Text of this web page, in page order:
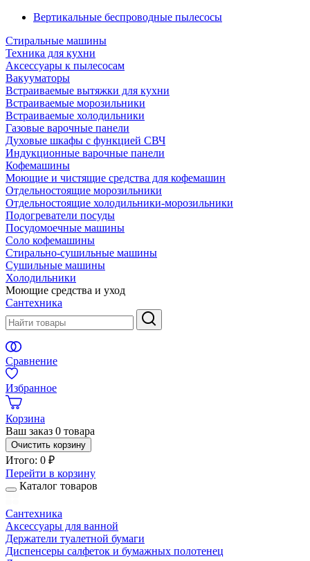
Вертикальные беспроводные пылесосы
Стиральные машины
Техника для кухни
Аксессуары к пылесосам
Вакууматоры
Встраиваемые вытяжки для кухни
Встраиваемые морозильники
Встраиваемые холодильники
Газовые варочные панели
Духовые шкафы с функцией СВЧ
Индукционные варочные панели
Кофемашины
Моющие и чистящие средства для кофемашин
Отдельностоящие морозильники
Отдельностоящие холодильники-морозильники
Подогреватели посуды
Посудомоечные машины
Соло кофемашины
Стирально-сушильные машины
Сушильные машины
Холодильники
Моющие средства и уход
Сантехника
Сравнение
Избранное
Корзина
Ваш заказ 0 товара
Очистить корзину
Итого: 0 ₽
Перейти в корзину
Каталог товаров
Сантехника
Аксессуары для ванной
Держатели туалетной бумаги
Диспенсеры салфеток и бумажных полотенец